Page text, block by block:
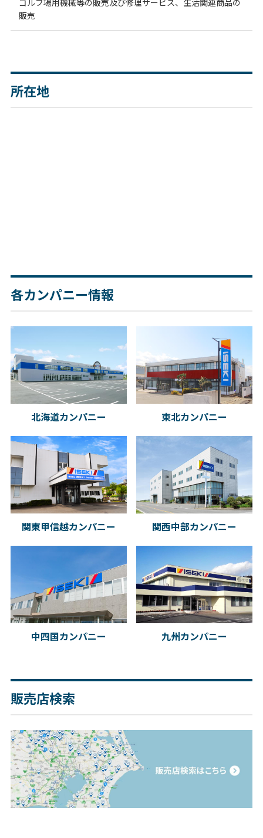
販売
所在地
各カンパニー情報
北海道カンパニー 東北カンパニー
関東甲信越カンパニー 関西中部カンパニー
中四国カンパニー 九州カンパニー
販売店検索